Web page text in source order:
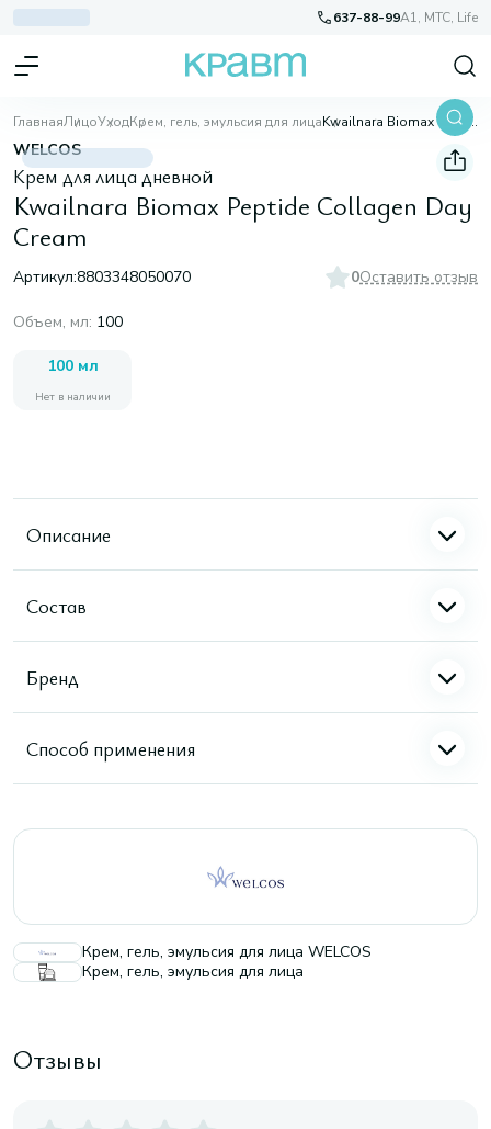
637-88-99A1, МТС, Life
ГлавнаяЛицоУходКрем, гель, эмульсия для лица Kwailnara Biomax Peptide Collagen Day Cream
WELCOS
Крем для лица дневной
Kwailnara Biomax Peptide Collagen Day
Cream
Артикул:8803348050070 0Оставить отзыв
Объем, мл: 100
100 мл
Нет в наличии
Описание
Состав
Бренд
Способ применения
Крем, гель, эмульсия для лица WELCOS
Крем, гель, эмульсия для лица
Отзывы